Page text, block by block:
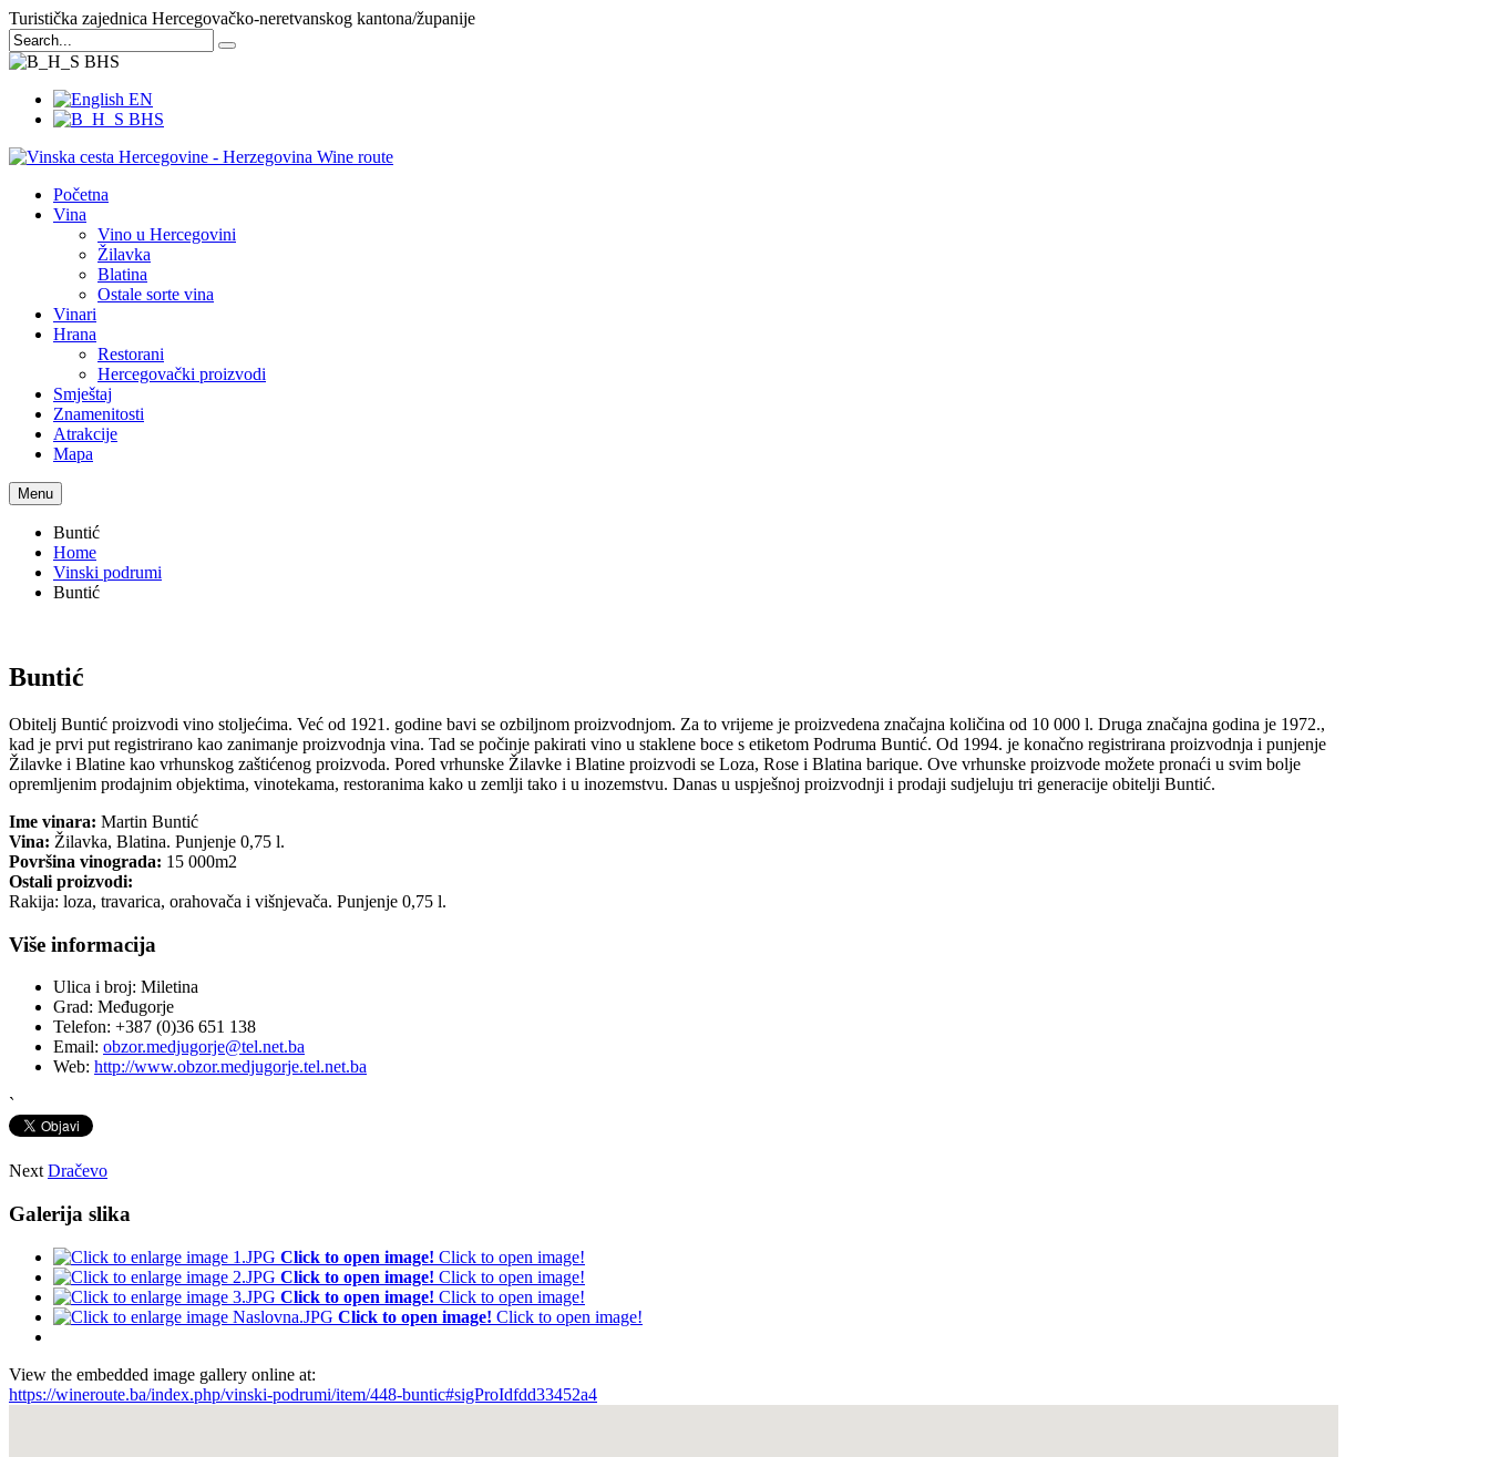
Turistička zajednica Hercegovačko-neretvanskog kantona/županije
BHS
EN
BHS
Početna
Vina
Vino u Hercegovini
Žilavka
Blatina
Ostale sorte vina
Vinari
Hrana
Restorani
Hercegovački proizvodi
Smještaj
Znamenitosti
Atrakcije
Mapa
Menu
Buntić
Home
Vinski podrumi
Buntić
Buntić
Obitelj Buntić proizvodi vino stoljećima. Već od 1921. godine bavi se ozbiljnom proizvodnjom. Za to vrijeme je proizvedena značajna količina od 10 000 l. Druga značajna godina je 1972.,
kad je prvi put registrirano kao zanimanje proizvodnja vina. Tad se počinje pakirati vino u staklene boce s etiketom Podruma Buntić. Od 1994. je konačno registrirana proizvodnja i punjenje
Žilavke i Blatine kao vrhunskog zaštićenog proizvoda. Pored vrhunske Žilavke i Blatine proizvodi se Loza, Rose i Blatina barique. Ove vrhunske proizvode možete pronaći u svim bolje
opremljenim prodajnim objektima, vinotekama, restoranima kako u zemlji tako i u inozemstvu. Danas u uspješnoj proizvodnji i prodaji sudjeluju tri generacije obitelji Buntić.
Ime vinara: Martin Buntić
Vina: Žilavka, Blatina. Punjenje 0,75 l.
Površina vinograda: 15 000m2
Ostali proizvodi:
Rakija: loza, travarica, orahovača i višnjevača. Punjenje 0,75 l.
Više informacija
Ulica i broj: Miletina
Grad: Međugorje
Telefon: +387 (0)36 651 138
Email: obzor.medjugorje@tel.net.ba
Web: http://www.obzor.medjugorje.tel.net.ba
`
Next Dračevo
Galerija slika
Click to open image! Click to open image!
Click to open image! Click to open image!
Click to open image! Click to open image!
Click to open image! Click to open image!
View the embedded image gallery online at:
https://wineroute.ba/index.php/vinski-podrumi/item/448-buntic#sigProIdfdd33452a4